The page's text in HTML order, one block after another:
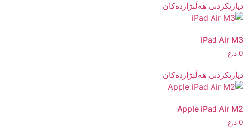
دیاریکردنی هەڵبژاردەکان
iPad Air M3
0 د.ع
دیاریکردنی هەڵبژاردەکان
Apple iPad Air M2
0 د.ع